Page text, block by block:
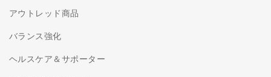
アウトレッド商品
バランス強化
ヘルスケア＆サポーター